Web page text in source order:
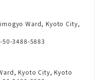
Ward, Kyoto City,
50-3488-5883
Kyoto City, Kyoto